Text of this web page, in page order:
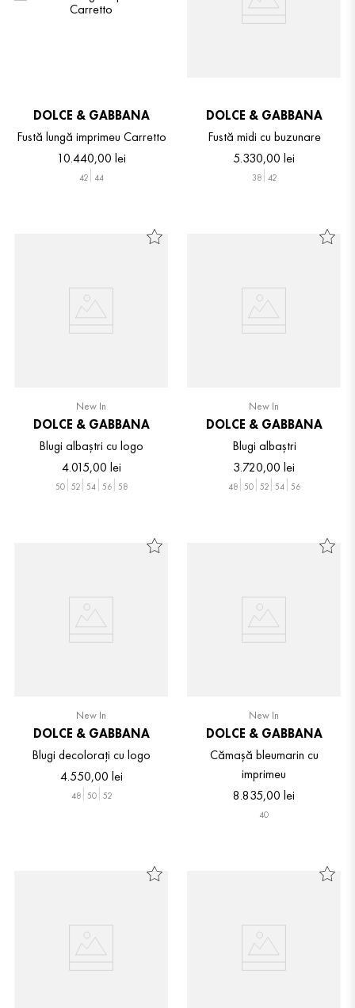
DOLCE & GABBANA
Fustă lungă imprimeu Carretto
10.440,00 lei
42 44
DOLCE & GABBANA
Fustă midi cu buzunare
5.330,00 lei
38 42
New In
DOLCE & GABBANA
Blugi albaștri cu logo
4.015,00 lei
50 52 54 56 58
New In
DOLCE & GABBANA
Blugi albaștri
3.720,00 lei
48 50 52 54 56
New In
DOLCE & GABBANA
Blugi decolorați cu logo
4.550,00 lei
48 50 52
New In
DOLCE & GABBANA
Cămașă bleumarin cu
imprimeu
8.835,00 lei
40